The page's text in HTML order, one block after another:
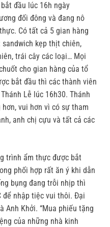
đầu lúc 16h ngày
đối đông và đang nô
Có tất cả 5 gian hàng
kẹp thịt chiên,
trái cây các loại… Mọi
cho gian hàng của tổ
bắt đầu thì các thành viên
Lễ lúc 16h30. Thánh
vui hơn vì có sự tham
anh chị cựu và tất cả các
trình ẩm thực được bắt
phối hợp rất ăn ý khi dẫn
bụng đang trỗi nhịp thì
để nhập tiệc vui thôi. Đại
Anh Khởi. “Mua phiếu tặng
của những nhà kinh